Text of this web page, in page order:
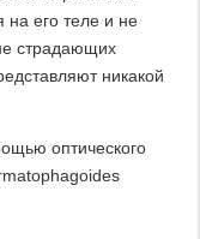
на его теле и не
страдающих
никакой
оптического